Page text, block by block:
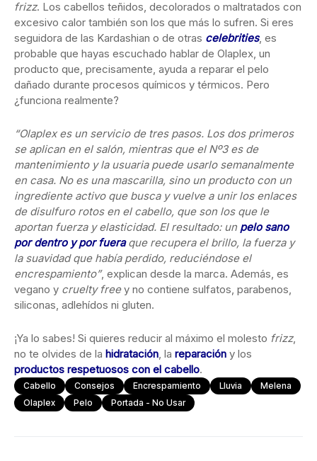
frizz. Los cabellos teñidos, decolorados o maltratados con
excesivo calor también son los que más lo sufren. Si eres
seguidora de las Kardashian o de otras celebrities, es
probable que hayas escuchado hablar de Olaplex, un
producto que, precisamente, ayuda a reparar el pelo
dañado durante procesos químicos y térmicos. Pero
¿funciona realmente?
“Olaplex es un servicio de tres pasos. Los dos primeros
se aplican en el salón, mientras que el Nº3 es de
mantenimiento y la usuaria puede usarlo semanalmente
en casa. No es una mascarilla, sino un producto con un
ingrediente activo que busca y vuelve a unir los enlaces
de disulfuro rotos en el cabello, que son los que le
aportan fuerza y elasticidad. El resultado: un pelo sano
por dentro y por fueraque recupera el brillo, la fuerza y
la suavidad que había perdido, reduciéndose el
encrespamiento”, explican desde la marca. Además, es
vegano y cruelty freey no contiene sulfatos, parabenos,
siliconas, adlehídos ni gluten.
¡Ya lo sabes! Si quieres reducir al máximo el molesto frizz,
no te olvides de la hidratación, la reparación y los
productos respetuosos con el cabello.
Cabello Consejos Encrespamiento Lluvia
Melena
Olaplex
Pelo Portada - No Usar